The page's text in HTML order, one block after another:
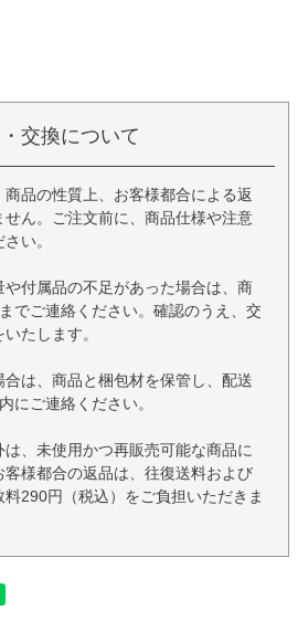
交換について
品の性質上、お客様都合による返
ん。ご注文前に、商品仕様や注意
い。
付属品の不足があった場合は、商
でご連絡ください。確認のうえ、交
たします。
は、商品と梱包材を保管し、配送
にご連絡ください。
、未使用かつ再販売可能な商品に
客様都合の返品は、往復送料および
290円（税込）をご負担いただきま